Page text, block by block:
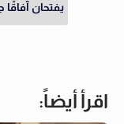
يفتحان
اقرأ أيضاً: